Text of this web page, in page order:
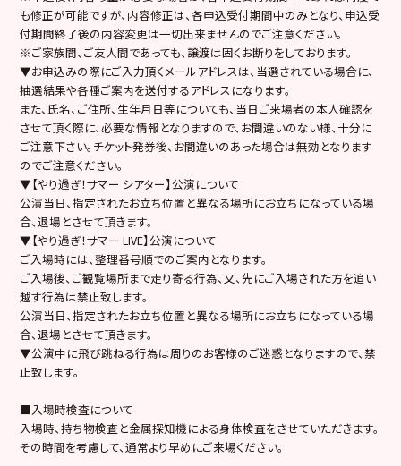
も修正が可能ですが、内容修正は、各申込受付期間中のみとなり、申込受
付期間終了後の内容変更は一切出来ませんのでご注意ください。
※ご家族間、ご友人間であっても、譲渡は固くお断りをしております。
▼お申込みの際にご入力頂くメールアドレスは、当選されている場合に、
抽選結果や各種ご案内を送付するアドレスになります。
また、氏名、ご住所、生年月日等についても、当日ご来場者の本人確認を
させて頂く際に、必要な情報となりますので、お間違いのない様、十分に
ご注意下さい。チケット発券後、お間違いのあった場合は無効となります
のでご注意ください。
▼【やり過ぎ！サマー シアター】公演について
公演当日、指定されたお立ち位置と異なる場所にお立ちになっている場
合、退場とさせて頂きます。
▼【やり過ぎ！サマー LIVE】公演について
ご入場時には、整理番号順でのご案内となります。
ご入場後、ご観覧場所まで走り寄る行為、又、先にご入場された方を追い
越す行為は禁止致します。
公演当日、指定されたお立ち位置と異なる場所にお立ちになっている場
合、退場とさせて頂きます。
▼公演中に飛び跳ねる行為は周りのお客様のご迷惑となりますので、禁
止致します。
■入場時検査について
入場時、持ち物検査と金属探知機による身体検査をさせていただきます。
その時間を考慮して、通常より早めにご来場ください。